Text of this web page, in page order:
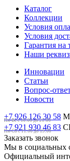
Каталог
Коллекции
Условия
Условия
Гарантия на
Наши
Инновации
Статьи
Вопрос-
Новости
+7 926 126 30 58
Пн-Вс с 10:00 до 21:00
+7 921 930 46 83
Пн-Сб c 11:00 до 19:00
Заказать звонок
Мы в социальных
Официальный